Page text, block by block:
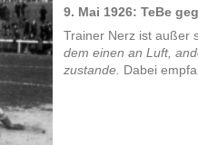
9. Mai 1926: TeBe
Trainer Nerz ist außer
dem einen an Luft,
zustande. Dabei